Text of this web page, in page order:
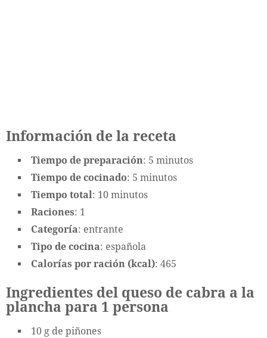
Información de la receta
Tiempo de preparación: 5 minutos
Tiempo de cocinado: 5 minutos
Tiempo total: 10 minutos
Raciones: 1
Categoría: entrante
Tipo de cocina: española
Calorías por ración (kcal): 465
Ingredientes del queso de cabra a la
plancha para 1 persona
10 g de piñones